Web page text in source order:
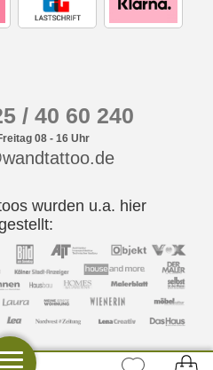
/ 40 60 240
08 - 16 Uhr
wurden u.a. hier